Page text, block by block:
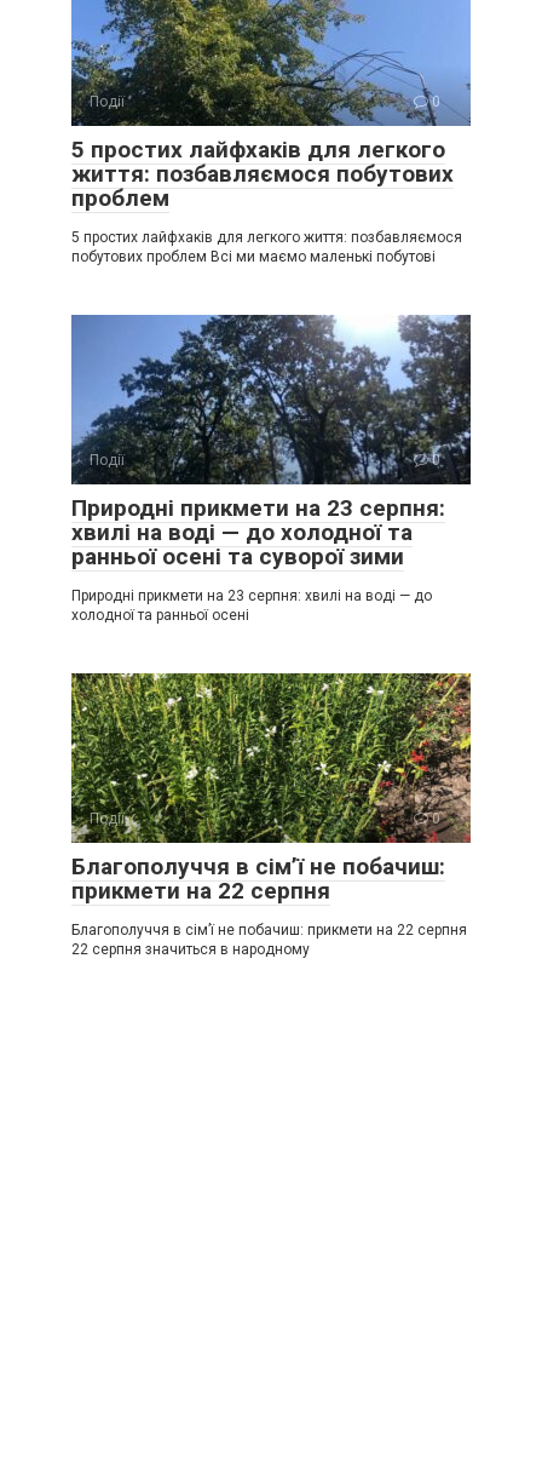
Події 0
5 простих лайфхаків для легкого
життя: позбавляємося побутових
проблем
5 простих лайфхаків для легкого життя: позбавляємося
побутових проблем Всі ми маємо маленькі побутові
Події 0
Природні прикмети на 23 серпня:
хвилі на воді — до холодної та
ранньої осені та суворої зими
Природні прикмети на 23 серпня: хвилі на воді — до
холодної та ранньої осені
Події 0
Благополуччя в сім’ї не побачиш:
прикмети на 22 серпня
Благополуччя в сім’ї не побачиш: прикмети на 22 серпня
22 серпня значиться в народному